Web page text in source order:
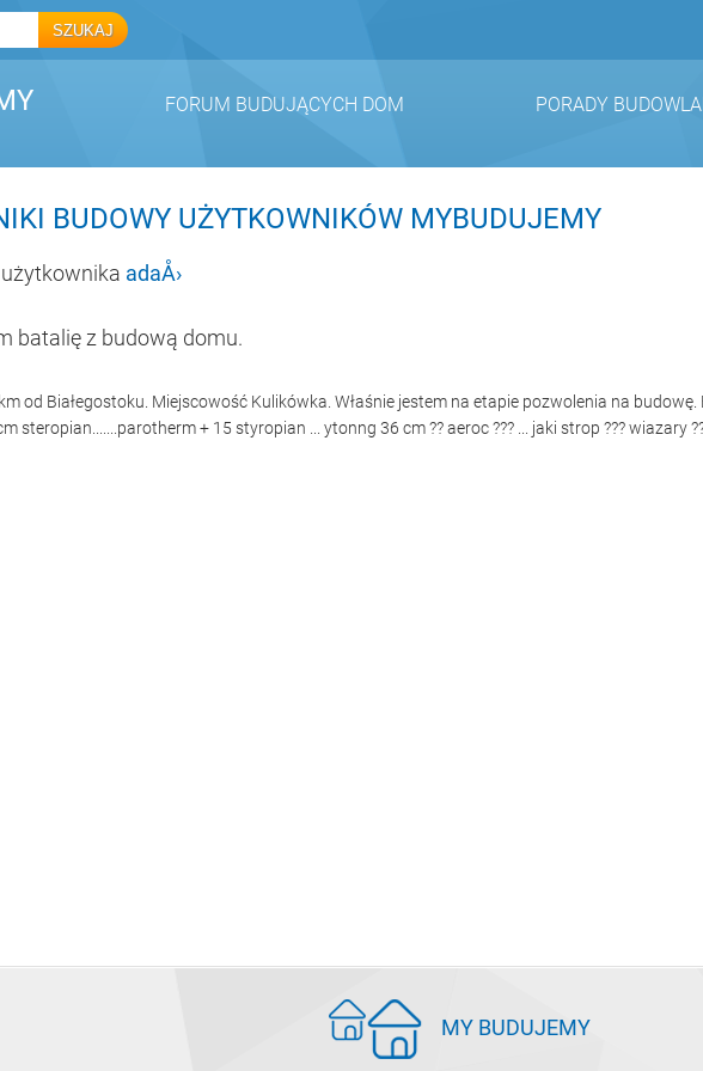
FORUM BUDUJĄCYCH DOM PORADY
BUDOWY UŻYTKOWNIKÓW MYBUDUJEMY
adaÅ›
batalię z budową domu.
od Białegostoku. Miejscowość Kulikówka. Właśnie jestem na etapie pozwolenia na
steropian.......parotherm + 15 styropian ... ytonng 36 cm ?? aeroc ??? ... jaki strop ???
MY BUDUJEMY